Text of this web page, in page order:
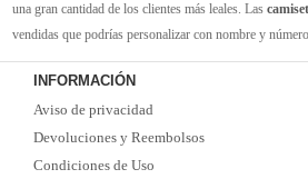
una gran cantidad de los clientes más leales. Las
vendidas que podrías personalizar con nombre y
Camisetas de futbol replicasde la mejor calidad Thai
suficiente experiencia para satisfacer tus necesidades de
la seguridad de que elegirnos le brindará una
INFORMACIÓN
Aviso de privacidad
Devoluciones y Reembolsos
Condiciones de Uso